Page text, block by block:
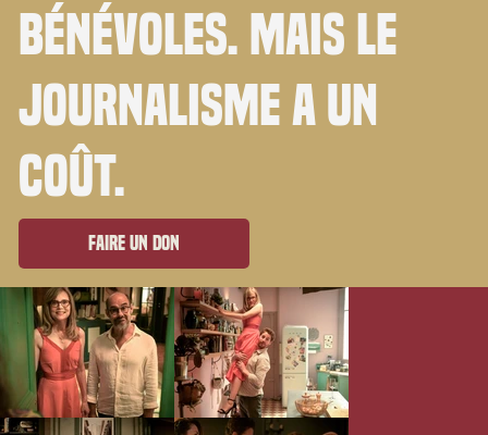
bénévoles. Mais le
journalisme a un
coût.
Faire un don